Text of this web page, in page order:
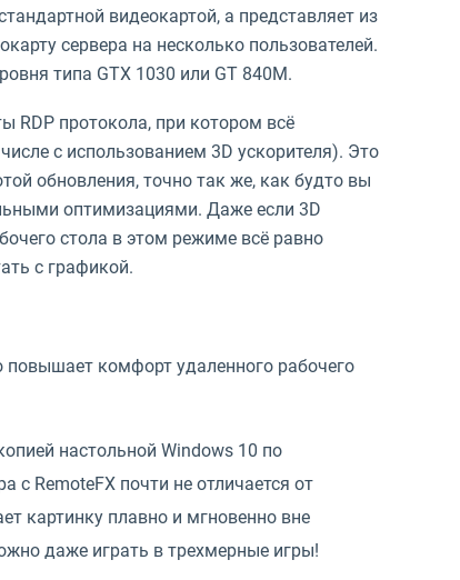
видеокартой, а представляет из
сервера на несколько пользователей.
типа GTX 1030 или GT 840M.
RDP протокола, при котором всё
с использованием 3D ускорителя). Это
обновления, точно так же, как будто вы
оптимизациями. Даже если 3D
стола в этом режиме всё равно
с графикой.
повышает комфорт удаленного рабочего
настольной Windows 10 по
с RemoteFX почти не отличается от
картинку плавно и мгновенно вне
даже играть в трехмерные игры!